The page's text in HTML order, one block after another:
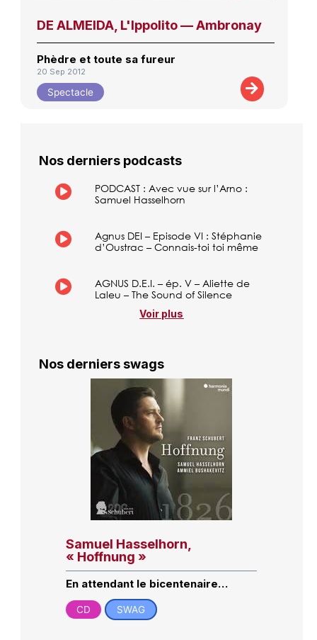
DE ALMEIDA, L'Ippolito — Ambronay
Phèdre et toute sa fureur
20 Sep 2012
Spectacle
Nos derniers podcasts
PODCAST : Avec vue sur l’Arno :
Samuel Hasselhorn
Agnus DEI – Episode VI : Stéphanie
d’Oustrac – Connais-toi toi même
AGNUS D.E.I. – ép. V – Aliette de
Laleu – The Sound of Silence
Voir plus
Nos derniers swags
Samuel Hasselhorn,
« Hoffnung »
En attendant le bicentenaire…
CD SWAG